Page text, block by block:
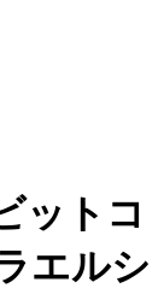
ットコ
エルシ